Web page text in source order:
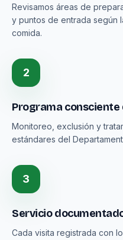
Revisamos áreas de
y puntos de entrada según
comida.
2
Programa consciente
Monitoreo, exclusión y
estándares del
3
Servicio
Cada visita registrada con